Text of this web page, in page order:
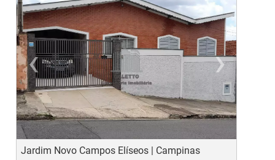
‹
Previous
›
Jardim Novo Campos Elíseos | Campinas